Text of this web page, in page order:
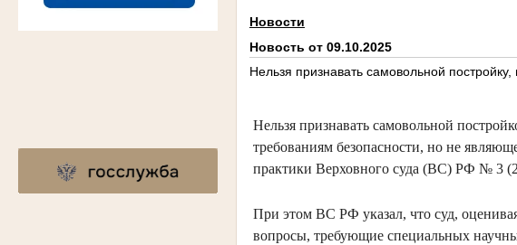
Новости
Новость от 09.10.2025
Нельзя признавать самовольной
Нельзя признавать самовольной
требованиям безопасности, но не
практики Верховного суда (ВС) РФ № 3
При этом ВС РФ указал, что суд,
вопросы, требующие специальных